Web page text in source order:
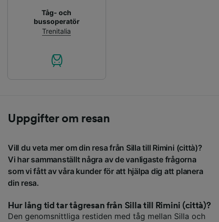
Tåg- och
bussoperatör
Trenitalia
Uppgifter om resan
Vill du veta mer om din resa från Silla till Rimini (città)?
Vi har sammanställt några av de vanligaste frågorna
som vi fått av våra kunder för att hjälpa dig att planera
din resa.
Hur lång tid tar tågresan från Silla till Rimini (città)?
Den genomsnittliga restiden med tåg mellan Silla och